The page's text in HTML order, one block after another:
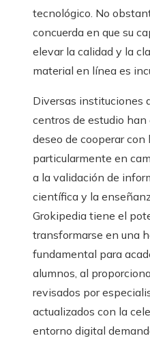
tecnológico. No
concuerda en que su
elevar la calidad y la
material en línea es
Diversas instituciones
centros de estudio han
deseo de cooperar con
particularmente en
a la validación de
científica y la
Grokipedia tiene el
transformarse en una
fundamental para
alumnos, al
revisados por
actualizados con la
entorno digital